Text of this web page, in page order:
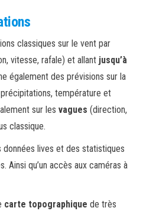
classiques sur le vent par
vitesse, rafale) et allant jusqu’à
également des prévisions sur la
température et
sur les vagues (direction,
classique.
données lives et des statistiques
Ainsi qu’un accès aux caméras à
carte topographique de très